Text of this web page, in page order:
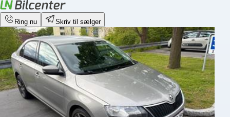
Ring nu Skriv til sælger